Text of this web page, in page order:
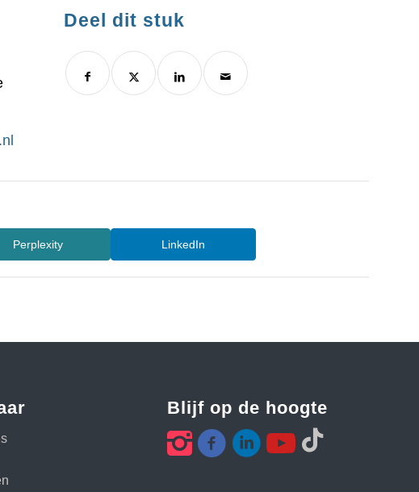
Deel dit stuk
Perplexity LinkedIn
Blijf op de hoogte